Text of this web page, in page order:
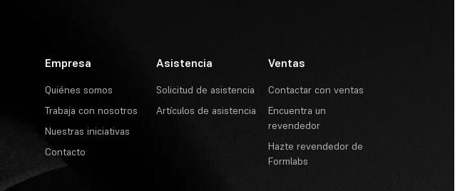
Empresa
Quiénes somos
Trabaja con nosotros
Nuestras iniciativas
Contacto
Asistencia
Solicitud de asistencia
Artículos de asistencia
Ventas
Contactar con ventas
Encuentra un
revendedor
Hazte revendedor de
Formlabs